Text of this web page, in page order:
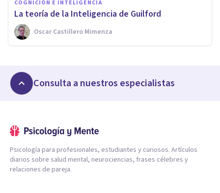
COGNICIÓN E INTELIGENCIA
La teoría de la Inteligencia de Guilford
Oscar Castillero Mimenza
Consulta a nuestros especialistas
Psicología para profesionales, estudiantes y curiosos. Artículos
diarios sobre salud mental, neurociencias, frases célebres y
relaciones de pareja.